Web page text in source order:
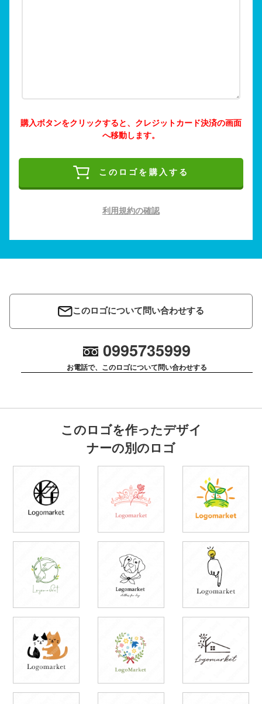
購入ボタンをクリックすると、クレジットカード決済の画面
へ移動します。
このロゴを購入する
利用規約の確認
このロゴについて問い合わせする
0995735999
お電話で、このロゴについて問い合わせする
このロゴを作ったデザイ
ナーの別のロゴ